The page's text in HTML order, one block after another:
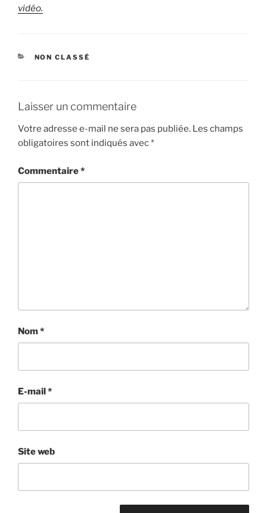
vidéo.
CATÉGORIES
NON CLASSÉ
Laisser un commentaire
Votre adresse e-mail ne sera pas publiée. Les champs
obligatoires sont indiqués avec*
Commentaire*
Nom*
E-mail*
Site web